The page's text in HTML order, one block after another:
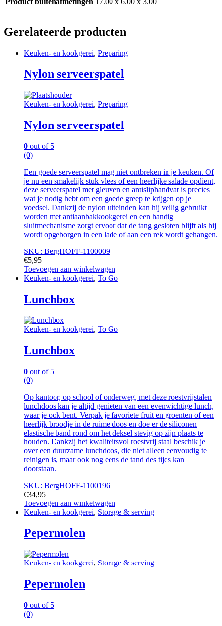
Gerelateerde producten
Keuken- en kookgerei, Preparing
Nylon serveerspatel
Keuken- en kookgerei, Preparing
Nylon serveerspatel
0 out of 5
(0)
Een goede serveerspatel mag niet ontbreken in je keuken. Of
je nu een smakelijk stuk vlees of een heerlijke salade opdient,
deze serveerspatel met gleuven en antisliphandvat is precies
wat je nodig hebt om een goede greep te krijgen op je
voedsel. Dankzij de nylon uiteinden kan hij veilig gebruikt
worden met antiaanbakkookgerei en een handig
sluitmechanisme zorgt ervoor dat de tang gesloten blijft als hij
wordt opgeborgen in een lade of aan een rek wordt gehangen.
SKU: BergHOFF-1100009
€5,95
Toevoegen aan winkelwagen
Keuken- en kookgerei, To Go
Lunchbox
Keuken- en kookgerei, To Go
Lunchbox
0 out of 5
(0)
Op kantoor, op school of onderweg, met deze roestvrijstalen
lunchdoos kan je altijd genieten van een evenwichtige lunch,
waar je ook bent. Verpak je favoriete fruit en groenten of een
heerlijk broodje in de ruime doos en doe er de siliconen
elastische band rond om het deksel stevig op zijn plaats te
houden. Dankzij het kwaliteitsvol roestvrij staal beschik je
over een duurzame lunchdoos, die niet alleen eenvoudig te
reinigen is, maar ook nog eens de tand des tijds kan
doorstaan.
SKU: BergHOFF-1100196
€34,95
Toevoegen aan winkelwagen
Keuken- en kookgerei, Storage & serving
Pepermolen
Keuken- en kookgerei, Storage & serving
Pepermolen
0 out of 5
(0)